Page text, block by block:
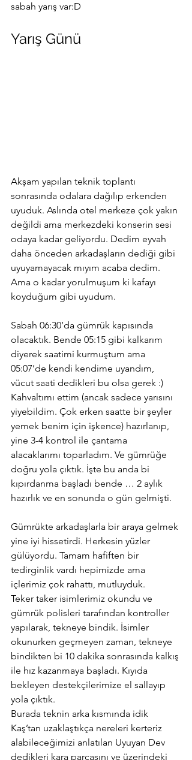
sabah yarış var:D
Yarış Günü
Akşam yapılan teknik toplantı
sonrasında odalara dağılıp erkenden
uyuduk. Aslında otel merkeze çok yakın
değildi ama merkezdeki konserin sesi
odaya kadar geliyordu. Dedim eyvah
daha önceden arkadaşların dediği gibi
uyuyamayacak mıyım acaba dedim.
Ama o kadar yorulmuşum ki kafayı
koyduğum gibi uyudum.
Sabah 06:30’da gümrük kapısında
olacaktık. Bende 05:15 gibi kalkarım
diyerek saatimi kurmuştum ama
05:07’de kendi kendime uyandım,
vücut saati dedikleri bu olsa gerek :)
Kahvaltımı ettim (ancak sadece yarısını
yiyebildim. Çok erken saatte bir şeyler
yemek benim için işkence) hazırlanıp,
yine 3-4 kontrol ile çantama
alacaklarımı toparladım. Ve gümrüğe
doğru yola çıktık. İşte bu anda bi
kıpırdanma başladı bende … 2 aylık
hazırlık ve en sonunda o gün gelmişti.
Gümrükte arkadaşlarla bir araya gelmek
yine iyi hissetirdi. Herkesin yüzler
gülüyordu. Tamam hafiften bir
tedirginlik vardı hepimizde ama
içlerimiz çok rahattı, mutluyduk.
Teker taker isimlerimiz okundu ve
gümrük polisleri tarafından kontroller
yapılarak, tekneye bindik. İsimler
okunurken geçmeyen zaman, tekneye
bindikten bi 10 dakika sonrasında kalkış
ile hız kazanmaya başladı. Kıyıda
bekleyen destekçilerimize el sallayıp
yola çıktık.
Burada teknin arka kısmında idik
Kaş’tan uzaklaştıkça nereleri kerteriz
alabileceğimizi anlatılan Uyuyan Dev
dedikleri kara parçasını ve üzerindeki